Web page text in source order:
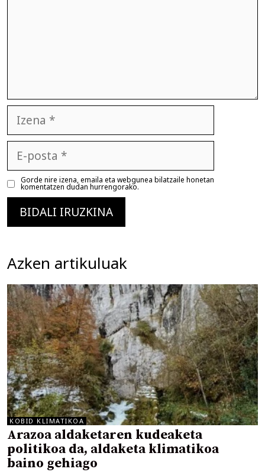
posta
Gorde nire izena, emaila eta webgunea bilatzaile honetan
komentatzen dudan hurrengorako.
Azken artikuluak
KOBID KLIMATIKOA
Arazoa aldaketaren kudeaketa
politikoa da, aldaketa klimatikoa
baino gehiago